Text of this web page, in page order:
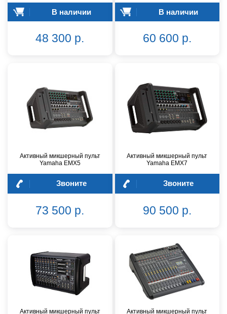
В наличии
48 300 р.
В наличии
60 600 р.
Активный микшерный пульт
Yamaha EMX5
Звоните
73 500 р.
Активный микшерный пульт
Yamaha EMX7
Звоните
90 500 р.
Активный микшерный пульт
Активный микшерный пульт